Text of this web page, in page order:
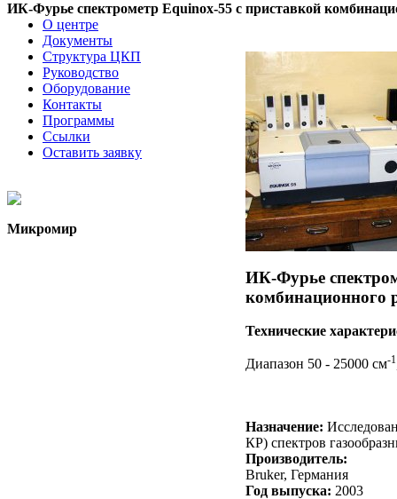
ИК-Фурье спектрометр Equinox-55 с приставкой
О центре
Документы
Структура ЦКП
Руководство
Оборудование
Контакты
Программы
Ссылки
Оставить заявку
Микромир
ИК-Фурье
комбинационного
Технические
Диапазон 50 - 25000 см-1
Назначение:
КР) спектров
Производитель:
Bruker, Германия
Год выпуска: 2003